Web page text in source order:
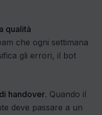
qualità
che ogni settimana
gli errori, il bot
handover. Quando il
deve passare a un